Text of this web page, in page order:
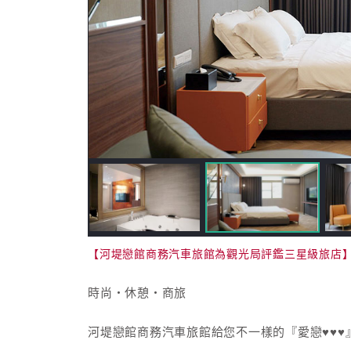
【河堤戀館商務汽車旅館為觀光局評鑑三星級旅店
時尚‧休憩‧商旅
河堤戀館商務汽車旅館給您不一樣的『愛戀♥♥♥